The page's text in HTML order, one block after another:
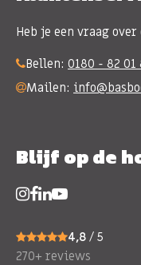
Heb je een vraag
Bellen: 0180 - 82 01
Mailen:
Blijf op de
4,8 / 5
270+ reviews